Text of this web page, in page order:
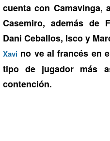
cuenta con Camavinga,
Casemiro, además de
Dani Ceballos, Isco y
Xavi no ve al francés en
tipo de jugador más
contención.